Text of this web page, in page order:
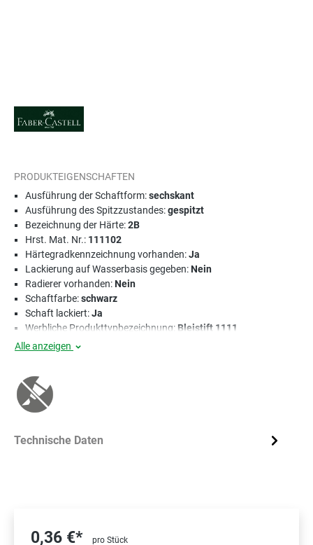
PRODUKTEIGENSCHAFTEN
Ausführung der Schaftform:sechskant
Ausführung des Spitzzustandes:gespitzt
Bezeichnung der Härte:2B
Hrst. Mat. Nr.: 111102
Härtegradkennzeichnung vorhanden:Ja
Lackierung auf Wasserbasis gegeben:Nein
Radierer vorhanden:Nein
Schaftfarbe:schwarz
Schaft lackiert:Ja
Werbliche Produkttypbezeichnung: Bleistift 1111
Alle anzeigen
Technische Daten
0,36 €* pro Stück